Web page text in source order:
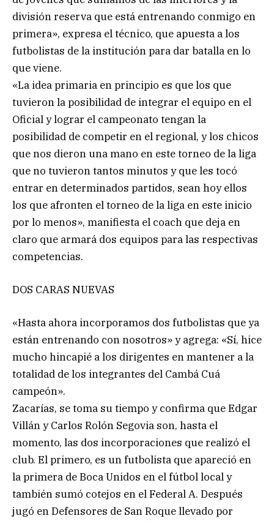
división reserva que está entrenando conmigo en
primera», expresa el técnico, que apuesta a los
futbolistas de la institución para dar batalla en lo
que viene.
«La idea primaria en principio es que los que
tuvieron la posibilidad de integrar el equipo en el
Oficial y lograr el campeonato tengan la
posibilidad de competir en el regional, y los chicos
que nos dieron una mano en este torneo de la liga
que no tuvieron tantos minutos y que les tocó
entrar en determinados partidos, sean hoy ellos
los que afronten el torneo de la liga en este inicio
por lo menos», manifiesta el coach que deja en
claro que armará dos equipos para las respectivas
competencias.
DOS CARAS NUEVAS
«Hasta ahora incorporamos dos futbolistas que ya
están entrenando con nosotros» y agrega: «Sí, hice
mucho hincapié a los dirigentes en mantener a la
totalidad de los integrantes del Cambá Cuá
campeón».
Zacarías, se toma su tiempo y confirma que Edgar
Villán y Carlos Rolón Segovia son, hasta el
momento, las dos incorporaciones que realizó el
club. El primero, es un futbolista que apareció en
la primera de Boca Unidos en el fútbol local y
también sumó cotejos en el Federal A. Después
jugó en Defensores de San Roque llevado por